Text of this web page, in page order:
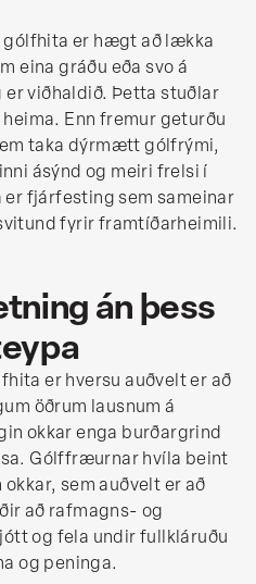
gólfhita er hægt að lækka
eina gráðu eða svo á
viðhaldið. Þetta stuðlar
Enn fremur geturðu
taka dýrmætt gólfrými,
ásýnd og meiri frelsi í
fjárfesting sem sameinar
fyrir framtíðarheimili.
án þess
er hversu auðvelt er að
öðrum lausnum á
okkar enga burðargrind
Gólffræurnar hvíla beint
sem auðvelt er að
að rafmagns- og
og fela undir fullkláruðu
og peninga.